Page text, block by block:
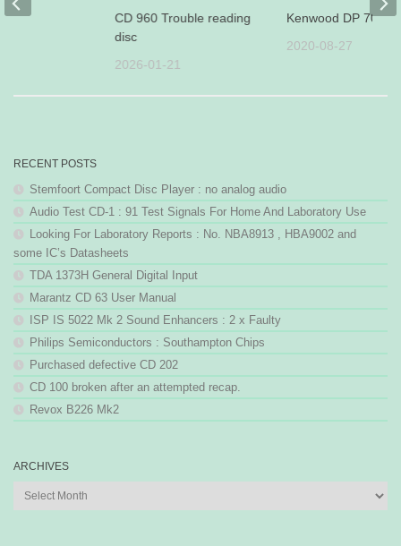
CD 960 Trouble reading
disc
2026-01-21
Kenwood DP 700
2020-08-27
73
RECENT POSTS
Stemfoort Compact Disc Player : no analog audio
Audio Test CD-1 : 91 Test Signals For Home And Laboratory Use
Looking For Laboratory Reports : No. NBA8913 , HBA9002 and
some IC’s Datasheets
TDA 1373H General Digital Input
Marantz CD 63 User Manual
ISP IS 5022 Mk 2 Sound Enhancers : 2 x Faulty
Philips Semiconductors : Southampton Chips
Purchased defective CD 202
CD 100 broken after an attempted recap.
Revox B226 Mk2
ARCHIVES
Archives